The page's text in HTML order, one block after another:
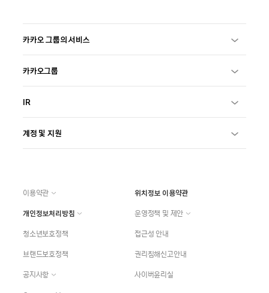
카카오 그룹의 서비스
카카오그룹
IR
계정 및 지원
이용약관
위치정보 이용약관
개인정보처리방침
운영정책 및 제안
청소년보호정책
접근성 안내
브랜드보호정책
권리침해신고안내
공지사항
사이버윤리실